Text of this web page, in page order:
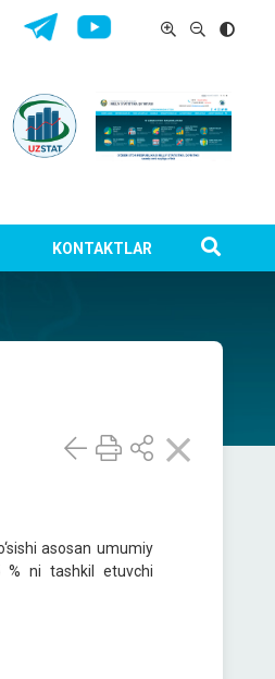
KONTAKTLAR
asosan umumiy
% ni tashkil etuvchi